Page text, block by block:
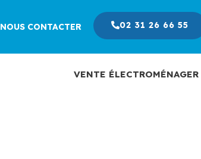
NOUS CONTACTER 02 31 26 66 55
VENTE ÉLECTROMÉNAGER